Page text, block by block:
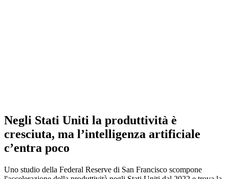
Negli Stati Uniti la produttività è
cresciuta, ma l’intelligenza artificiale
c’entra poco
Uno studio della Federal Reserve di San Francisco scompone